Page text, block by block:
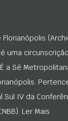
uma
a Sé
Sul IV da
Ler Mais